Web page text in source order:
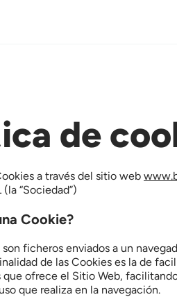
de
a través del sitio web
(la “Sociedad”)
Cookie?
son ficheros enviados a un
de las Cookies es la de
que ofrece el Sitio Web,
que realiza en la navegación.